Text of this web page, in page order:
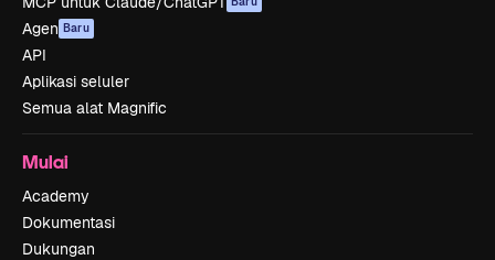
Agen Baru
API
Aplikasi seluler
Semua alat Magnific
Mulai
Academy
Dokumentasi
Dukungan